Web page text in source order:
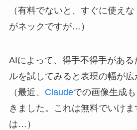
（有料でないと、すぐに使え
がネックですが…）
AIによって、得手不得手がある
ルを試してみると表現の幅が広
（最近、 Claudeでの画像生成
きました。これは無料でいけ
は…）